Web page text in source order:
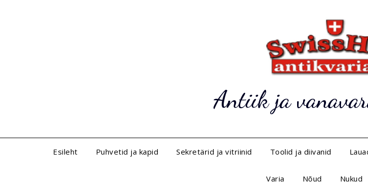
Antiik ja
Esileht Puhvetid ja kapid Sekretärid ja vitriinid Toolid ja diivanid
Varia Nõud Nukud